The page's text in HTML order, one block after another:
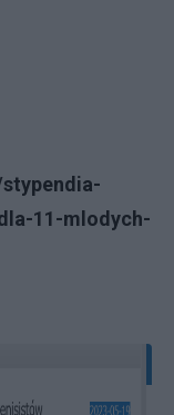
11-mlodych-